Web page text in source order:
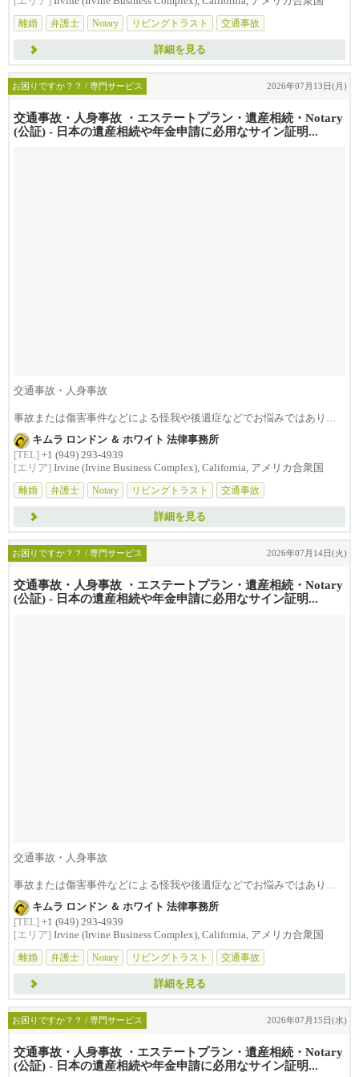
離婚
弁護士 Notary リビングトラスト 交通事故
詳細を見る
お困りですか？？ / 専門サービス 2026年07月13日(月)
交通事故・人身事故 ・エステートプラン・遺産相続・Notary
(公証) - 日本の遺産相続や年金申請に必用なサイン証明...
交通事故・人身事故
事故または傷害事件などによる怪我や後遺症などでお悩みではありま
せんか？損害賠償は治療費...
キムラ ロンドン ＆ ホワイト 法律事務所
[TEL] +1 (949) 293-4939
[エリア] Irvine (Irvine Business Complex), California, アメリカ合衆国
離婚
弁護士 Notary リビングトラスト 交通事故
詳細を見る
お困りですか？？ / 専門サービス 2026年07月14日(火)
交通事故・人身事故 ・エステートプラン・遺産相続・Notary
(公証) - 日本の遺産相続や年金申請に必用なサイン証明...
交通事故・人身事故
事故または傷害事件などによる怪我や後遺症などでお悩みではありま
せんか？損害賠償は治療費...
キムラ ロンドン ＆ ホワイト 法律事務所
[TEL] +1 (949) 293-4939
[エリア] Irvine (Irvine Business Complex), California, アメリカ合衆国
離婚
弁護士 Notary リビングトラスト 交通事故
詳細を見る
お困りですか？？ / 専門サービス 2026年07月15日(水)
交通事故・人身事故 ・エステートプラン・遺産相続・Notary
(公証) - 日本の遺産相続や年金申請に必用なサイン証明...